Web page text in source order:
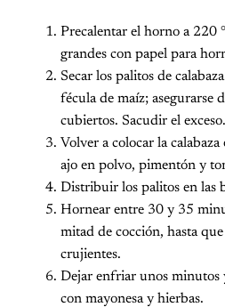
Precalentar el horno a 220
grandes con papel para
Secar los palitos de
fécula de maíz; asegurarse
cubiertos. Sacudir el exceso.
Volver a colocar la
ajo en polvo, pimentón y
Distribuir los palitos en las
Hornear entre 30 y 35
mitad de cocción, hasta
crujientes.
Dejar enfriar unos minutos
con mayonesa y hierbas.